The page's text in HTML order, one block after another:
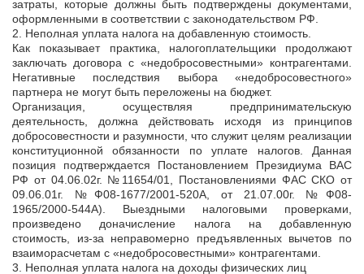
затраты, которые должны быть подтверждены документами,
оформленными в соответствии с законодательством РФ.
2. Неполная уплата налога на добавленную стоимость.
Как показывает практика, налогоплательщики продолжают
заключать договора с «недобросовестными» контрагентами.
Негативные последствия выбора «недобросовестного»
партнера не могут быть переложены на бюджет.
Организация, осуществляя предпринимательскую
деятельность, должна действовать исходя из принципов
добросовестности и разумности, что служит целям реализации
конституционной обязанности по уплате налогов. Данная
позиция подтверждается Постановлением Президиума ВАС
РФ от 04.06.02г. №11654/01, Постановлениями ФАС СКО от
09.06.01г. №Ф08-1677/2001-520А, от 21.07.00г. №Ф08-
1965/2000-544А). Выездными налоговыми проверками,
произведено доначисление налога на добавленную
стоимость, из-за неправомерно предъявленных вычетов по
взаиморасчетам с «недобросовестными» контрагентами.
3. Неполная уплата налога на доходы физических лиц